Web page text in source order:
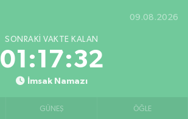
09.08.2026
SONRAKI VAKTE KALAN
01:17:32
İmsak Namazı
GÜNEŞ ÖĞLE